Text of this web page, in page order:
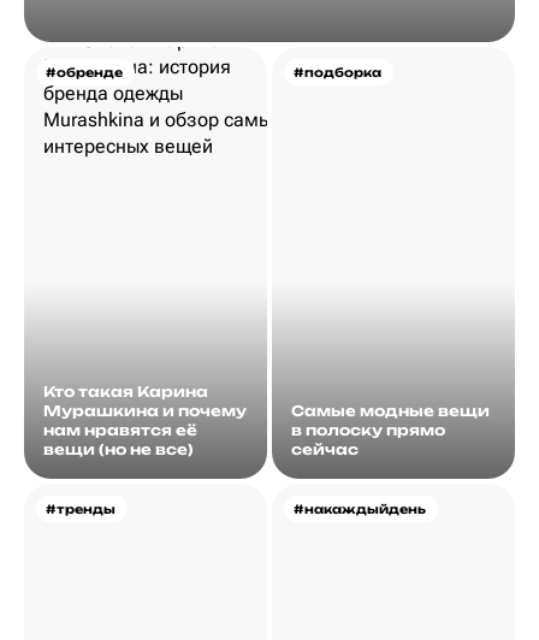
#обренде
Кто такая Карина
Мурашкина и почему
нам нравятся её
вещи (но не все)
#подборка
Самые модные вещи
в полоску прямо
сейчас
#тренды #накаждыйдень